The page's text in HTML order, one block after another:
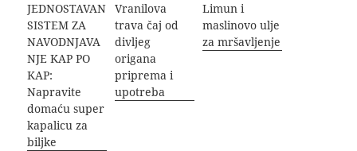
JEDNOSTAVAN
SISTEM ZA
NAVODNJAVA
NJE KAP PO
KAP:
Napravite
domaću super
kapalicu za
biljke
Vranilova
trava čaj od
divljeg
origana
priprema i
upotreba
Limun i
maslinovo ulje
za mršavljenje